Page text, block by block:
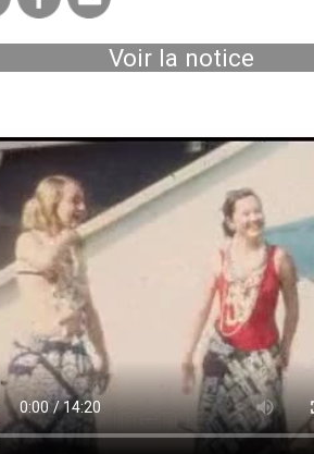
Voir la notice